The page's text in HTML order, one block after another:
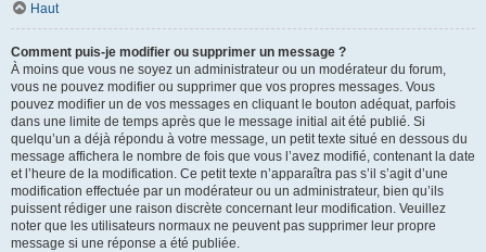
Haut
Comment puis-je modifier ou supprimer un message ?
À moins que vous ne soyez un administrateur ou un modérateur du forum,
vous ne pouvez modifier ou supprimer que vos propres messages. Vous
pouvez modifier un de vos messages en cliquant le bouton adéquat, parfois
dans une limite de temps après que le message initial ait été publié. Si
quelqu’un a déjà répondu à votre message, un petit texte situé en dessous du
message affichera le nombre de fois que vous l’avez modifié, contenant la date
et l’heure de la modification. Ce petit texte n’apparaîtra pas s’il s’agit d’une
modification effectuée par un modérateur ou un administrateur, bien qu’ils
puissent rédiger une raison discrète concernant leur modification. Veuillez
noter que les utilisateurs normaux ne peuvent pas supprimer leur propre
message si une réponse a été publiée.